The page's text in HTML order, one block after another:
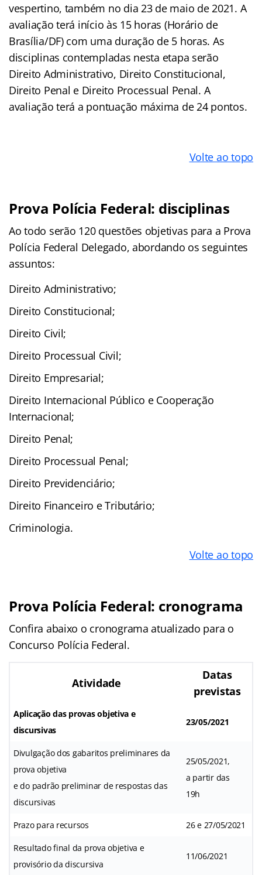
vespertino, também no dia 23 de maio de 2021. A
avaliação terá início às 15 horas (Horário de
Brasília/DF) com uma duração de 5 horas. As
disciplinas contempladas nesta etapa serão
Direito Administrativo, Direito Constitucional,
Direito Penal e Direito Processual Penal. A
avaliação terá a pontuação máxima de 24 pontos.
Volte ao topo
Prova Polícia Federal: disciplinas
Ao todo serão 120 questões objetivas para a Prova
Polícia Federal Delegado, abordando os seguintes
assuntos:
Direito Administrativo;
Direito Constitucional;
Direito Civil;
Direito Processual Civil;
Direito Empresarial;
Direito Internacional Público e Cooperação
Internacional;
Direito Penal;
Direito Processual Penal;
Direito Previdenciário;
Direito Financeiro e Tributário;
Criminologia.
Volte ao topo
Prova Polícia Federal: cronograma
Confira abaixo o cronograma atualizado para o
Concurso Polícia Federal.
Atividade
Datas
previstas
Aplicação das provas objetiva e
discursivas
23/05/2021
Divulgação dos gabaritos preliminares da
prova objetiva
e do padrão preliminar de respostas das
discursivas
25/05/2021,
a partir das
19h
Prazo para recursos 26 e 27/05/2021
Resultado final da prova objetiva e
provisório da discursiva
11/06/2021